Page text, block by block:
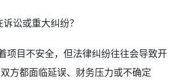
讼或重大纠纷？
项目不安全，但法律纠纷往往会导致开
方都面临延误、财务压力或不确定